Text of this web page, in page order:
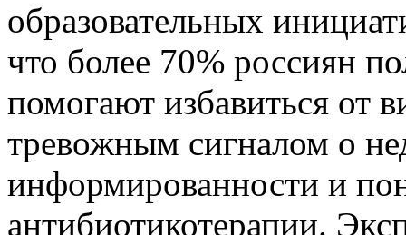
образовательных
что более 70% россиян
помогают избавиться от
тревожным сигналом о
информированности и
антибиотикотерапии.